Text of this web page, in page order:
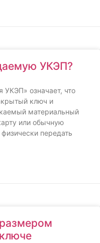
УКЭП?
УКЭП» означает, что
ключ и
материальный
или обычную
передать